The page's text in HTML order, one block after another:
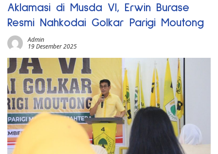
Aklamasi di Musda VI, Erwin Burase
Resmi Nahkodai Golkar Parigi Moutong
Admin
19 Desember 2025